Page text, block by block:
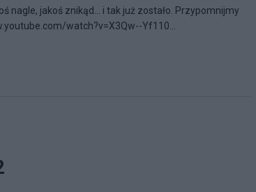
nagle, jakoś znikąd... i tak już zostało. Przypomnijmy
watch?v=X3Qw--Yf110...